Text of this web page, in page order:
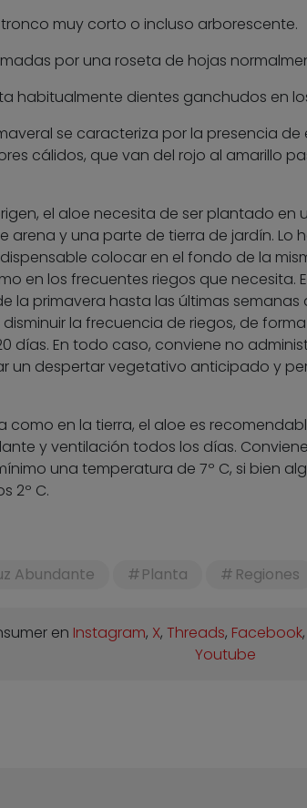
muy corto o incluso arborescente.
por una roseta de hojas
habitualmente dientes ganchudos en
se caracteriza por la presencia de
cálidos, que van del rojo al amarillo
el aloe necesita de ser plantado
arena y una parte de tierra de jardín. Lo
colocar en el fondo de la
en los frecuentes riegos que necesita.
la primavera hasta las últimas semanas
la frecuencia de riegos, de
días. En todo caso, conviene no
un despertar vegetativo anticipado y
como en la tierra, el aloe es
y ventilación todos los días.
una temperatura de 7º C, si bien
2º C.
Abundante Planta Regiones
en Instagram, X,Threads, Facebook,
Youtube